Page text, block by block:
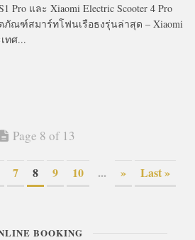
Pro และ Xiaomi Electric Scooter 4 Pro
ภัณฑ์สมาร์ทโฟนเรือธงรุ่นล่าสุด – Xiaomi
ทศ...
Page 8 of 13
7 8 9 10 ... » Last »
BOOKING